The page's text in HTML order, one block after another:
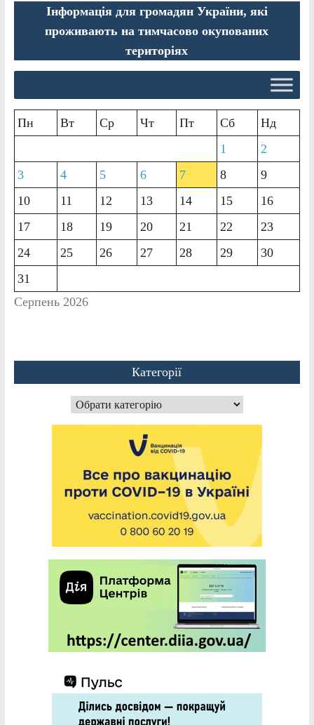
Інформація для громадян України, які
проживають на тимчасово окупованих
територіях
Серпень 2026
Пн Вт Ср Чт Пт Сб
Нд
1
2
3
4 5 6 7 8
9
10
11 12 13 14 15
16
17
18 19 20 21 22
23
24
25 26 27 28 29
30
31
Категорії
Категорії